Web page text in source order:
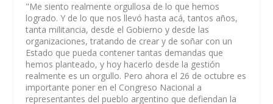
"Me siento realmente orgullosa de lo que hemos
logrado. Y de lo que nos llevó hasta acá, tantos años,
tanta militancia, desde el Gobierno y desde las
organizaciones, tratando de crear y de soñar con un
Estado que pueda contener tantas demandas que
hemos planteado, y hoy hacerlo desde la gestión
realmente es un orgullo. Pero ahora el 26 de octubre es
importante poner en el Congreso Nacional a
representantes del pueblo argentino que defiendan la